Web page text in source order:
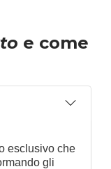
e come
esclusivo che
gli